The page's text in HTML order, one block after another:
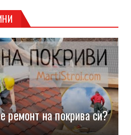
ремонт на покрива си?